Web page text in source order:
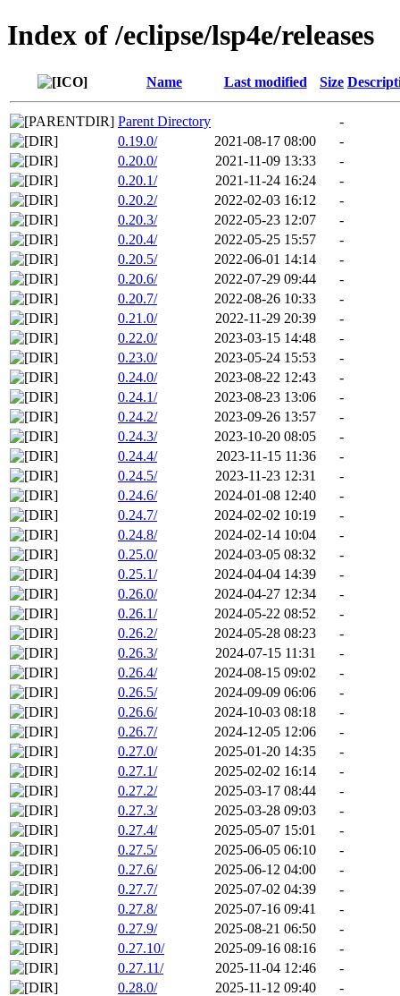
Index of /eclipse/lsp4e/releases
Name Last modified Size
Parent Directory
-
0.19.0/
2021-08-17 08:00
-
0.20.0/
2021-11-09 13:33
-
0.20.1/
2021-11-24 16:24
-
0.20.2/
2022-02-03 16:12
-
0.20.3/
2022-05-23 12:07
-
0.20.4/
2022-05-25 15:57
-
0.20.5/
2022-06-01 14:14
-
0.20.6/
2022-07-29 09:44
-
0.20.7/
2022-08-26 10:33
-
0.21.0/
2022-11-29 20:39
-
0.22.0/
2023-03-15 14:48
-
0.23.0/
2023-05-24 15:53
-
0.24.0/
2023-08-22 12:43
-
0.24.1/
2023-08-23 13:06
-
0.24.2/
2023-09-26 13:57
-
0.24.3/
2023-10-20 08:05
-
0.24.4/
2023-11-15 11:36
-
0.24.5/
2023-11-23 12:31
-
0.24.6/
2024-01-08 12:40
-
0.24.7/
2024-02-02 10:19
-
0.24.8/
2024-02-14 10:04
-
0.25.0/
2024-03-05 08:32
-
0.25.1/
2024-04-04 14:39
-
0.26.0/
2024-04-27 12:34
-
0.26.1/
2024-05-22 08:52
-
0.26.2/
2024-05-28 08:23
-
0.26.3/
2024-07-15 11:31
-
0.26.4/
2024-08-15 09:02
-
0.26.5/
2024-09-09 06:06
-
0.26.6/
2024-10-03 08:18
-
0.26.7/
2024-12-05 12:06
-
0.27.0/
2025-01-20 14:35
-
0.27.1/
2025-02-02 16:14
-
0.27.2/
2025-03-17 08:44
-
0.27.3/
2025-03-28 09:03
-
0.27.4/
2025-05-07 15:01
-
0.27.5/
2025-06-05 06:10
-
0.27.6/
2025-06-12 04:00
-
0.27.7/
2025-07-02 04:39
-
0.27.8/
2025-07-16 09:41
-
0.27.9/
2025-08-21 06:50
-
0.27.10/
2025-09-16 08:16
-
0.27.11/
2025-11-04 12:46
-
0.28.0/
2025-11-12 09:40
-